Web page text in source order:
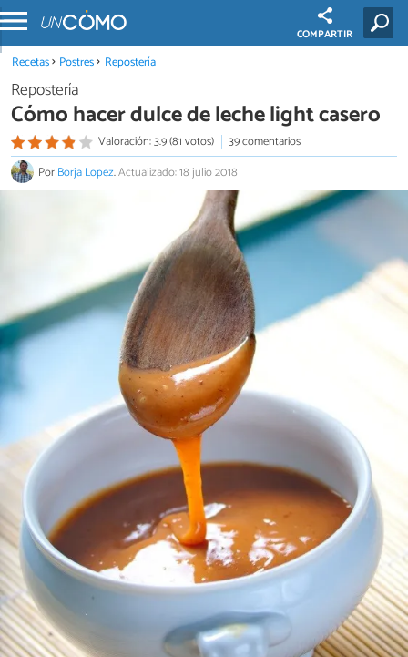
COMPARTIR
Recetas Postres Repostería
Repostería
Cómo hacer dulce de leche light casero
Valoración: 3.9 (81 votos)
39 comentarios
PorBorja Lopez.Actualizado: 18 julio 2018